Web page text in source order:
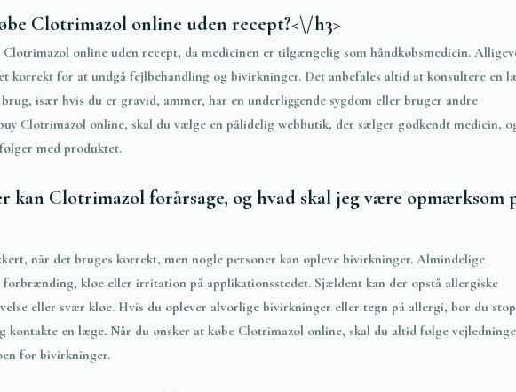
Clotrimazol online uden recept?<\/h3>
Clotrimazol online uden recept, da medicinen er tilgængelig som håndkøbsmedicin.
korrekt for at undgå fejlbehandling og bivirkninger. Det anbefales altid at konsultere en
især hvis du er gravid, ammer, har en underliggende sygdom eller bruger andre
Clotrimazol online, skal du vælge en pålidelig webbutik, der sælger godkendt medicin,
med produktet.
Clotrimazol forårsage, og hvad skal jeg være opmærksom
når det bruges korrekt, men nogle personer kan opleve bivirkninger. Almindelige
kløe eller irritation på applikationsstedet. Sjældent kan der opstå allergiske
eller svær kløe. Hvis du oplever alvorlige bivirkninger eller tegn på allergi, bør du
kontakte en læge. Når du ønsker at købe Clotrimazol online, skal du altid følge
for bivirkninger.